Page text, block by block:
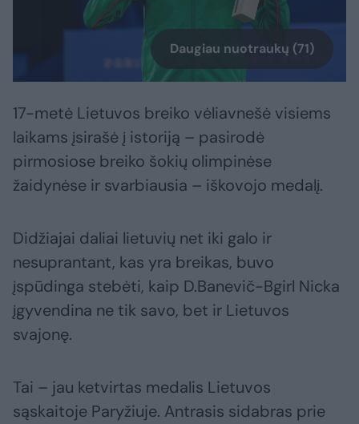
Daugiau nuotraukų (71)
17-metė Lietuvos breiko vėliavnešė visiems
laikams įsirašė į istoriją – pasirodė
pirmosiose breiko šokių olimpinėse
žaidynėse ir svarbiausia – iškovojo medalį.
Didžiajai daliai lietuvių net iki galo ir
nesuprantant, kas yra breikas, buvo
įspūdinga stebėti, kaip D.Banevič-Bgirl Nicka
įgyvendina ne tik savo, bet ir Lietuvos
svajonę.
Tai – jau ketvirtas medalis Lietuvos
sąskaitoje Paryžiuje. Antrasis sidabras prie